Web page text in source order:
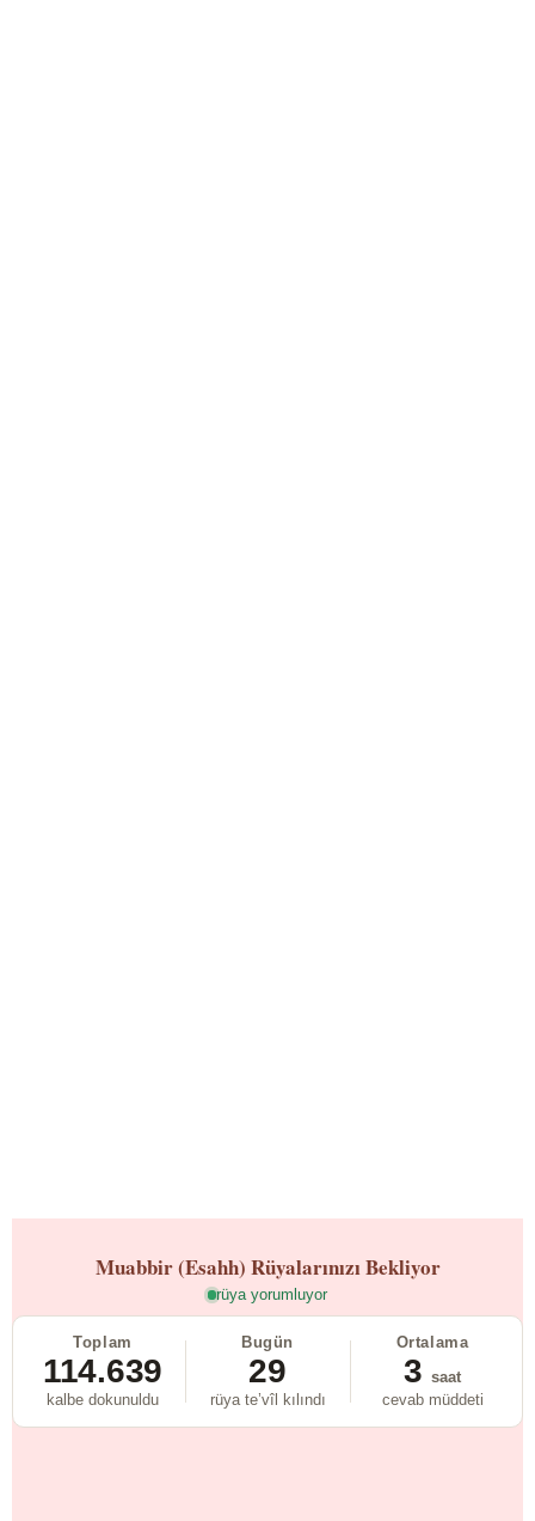
Muabbir (Esahh) Rüyalarınızı Bekliyor
rüya yorumluyor
Toplam
114.639
kalbe dokunuldu
Bugün
29
rüya te’vîl kılındı
Ortalama
3 saat
cevab müddeti